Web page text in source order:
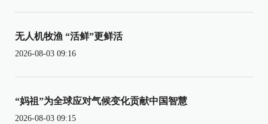
无人机牧渔 “活鲜”更鲜活
2026-08-03 09:16
“妈祖”为全球应对气候变化贡献中国智慧
2026-08-03 09:15